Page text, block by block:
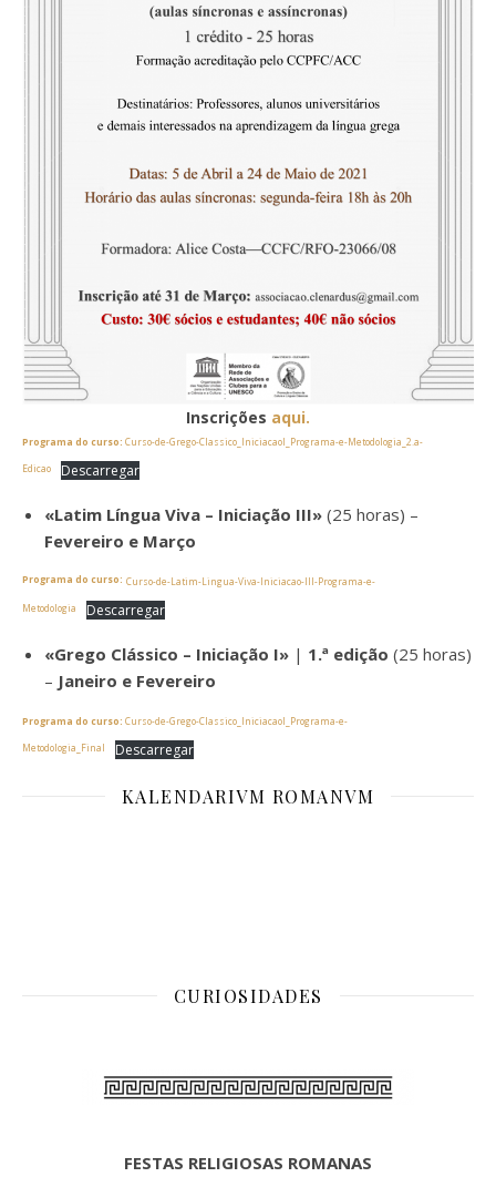
Inscrições aqui.
Programa do curso: Curso-de-Grego-Classico_IniciacaoI_Programa-e-Metodologia_2.a-
Edicao Descarregar
«Latim Língua Viva – Iniciação III» (25 horas) –
Fevereiro e Março
Programa do curso: Curso-de-Latim-Lingua-Viva-Iniciacao-III-Programa-e-
Metodologia Descarregar
«Grego Clássico – Iniciação I» | 1.ª edição (25 horas)
– Janeiro e Fevereiro
Programa do curso: Curso-de-Grego-Classico_IniciacaoI_Programa-e-
Metodologia_Final Descarregar
KALENDARIVM ROMANVM
CURIOSIDADES
FESTAS RELIGIOSAS ROMANAS